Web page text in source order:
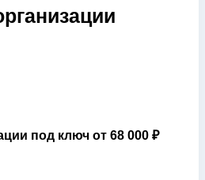
под ключ от 68 000 ₽